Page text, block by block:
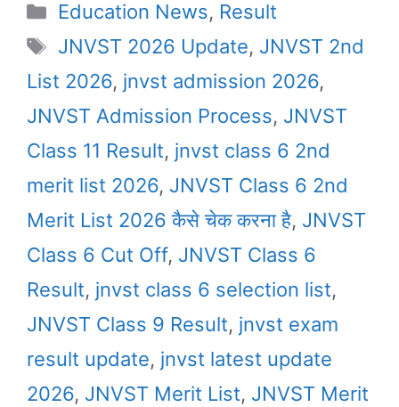
Categories
Education News, Result
Tags
JNVST 2026 Update, JNVST 2nd
List 2026, jnvst admission 2026,
JNVST Admission Process, JNVST
Class 11 Result, jnvst class 6 2nd
merit list 2026, JNVST Class 6 2nd
Merit List 2026 कैसे चेक करना है, JNVST
Class 6 Cut Off, JNVST Class 6
Result, jnvst class 6 selection list,
JNVST Class 9 Result, jnvst exam
result update, jnvst latest update
2026, JNVST Merit List, JNVST Merit